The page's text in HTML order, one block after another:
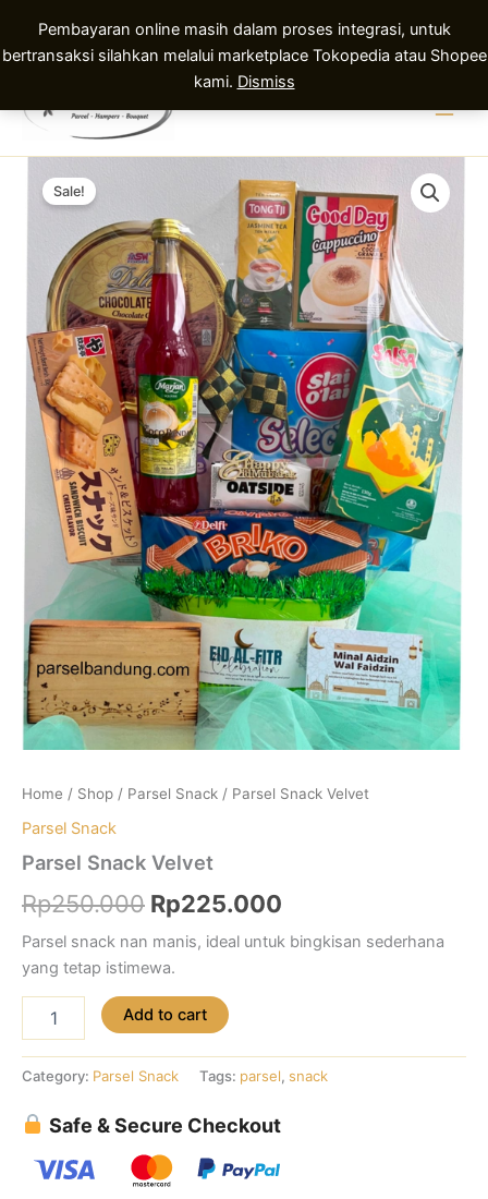
Pembayaran online masih dalam proses integrasi, untuk
bertransaksi silahkan melalui marketplace Tokopedia atau Shopee
kami. Dismiss
content
Sale!
Home / Shop / Parsel Snack / Parsel Snack Velvet
Parsel Snack
Parsel Snack Velvet
Rp250.000 Original
price
was:
Rp250.000.
Rp225.000
price
Parsel snack nan manis, ideal untuk bingkisan sederhana
yang tetap istimewa.
Snack
quantity
Add to cart
Category: Parsel Snack Tags: parsel, snack
Safe & Secure Checkout